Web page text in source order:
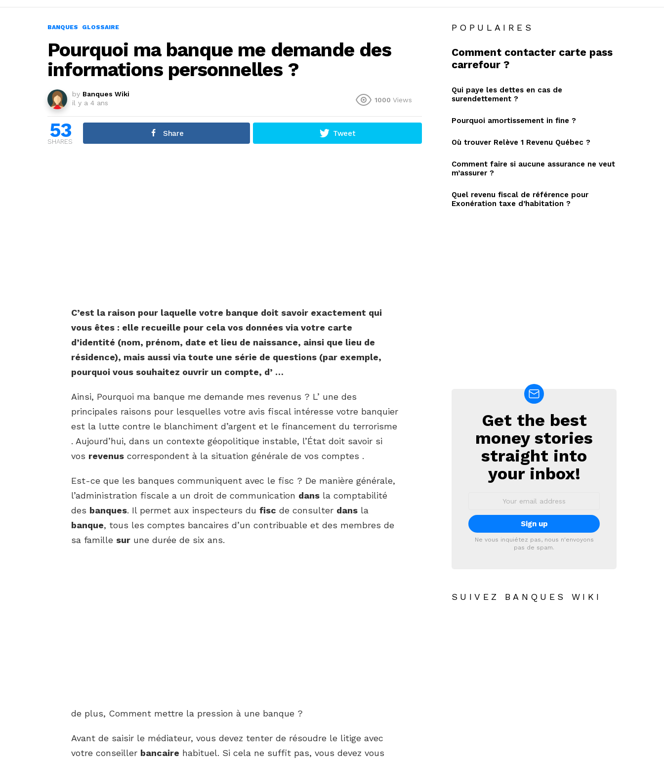
BANQUES GLOSSAIRE
Pourquoi ma banque me demande des
informations personnelles ?
by Banques Wiki
il y a 4 ans
1000 Views
53
SHARES
Share Tweet
C’est la raison pour laquelle votre banque doit savoir exactement qui
vous êtes : elle recueille pour cela vos données via votre carte
d’identité (nom, prénom, date et lieu de naissance, ainsi que lieu de
résidence), mais aussi via toute une série de questions (par exemple,
pourquoi vous souhaitez ouvrir un compte, d’ …
Ainsi, Pourquoi ma banque me demande mes revenus ? L’ une des
principales raisons pour lesquelles votre avis fiscal intéresse votre banquier
est la lutte contre le blanchiment d’argent et le financement du terrorisme
. Aujourd’hui, dans un contexte géopolitique instable, l’État doit savoir si
vos revenus correspondent à la situation générale de vos comptes .
Est-ce que les banques communiquent avec le fisc ? De manière générale,
l’administration fiscale a un droit de communication dans la comptabilité
des banques. Il permet aux inspecteurs du fisc de consulter dans la
banque, tous les comptes bancaires d’un contribuable et des membres de
sa famille sur une durée de six ans.
de plus, Comment mettre la pression à une banque ?
Avant de saisir le médiateur, vous devez tenter de résoudre le litige avec
votre conseiller bancaire habituel. Si cela ne suffit pas, vous devez vous
POPULAIRES
Comment contacter carte pass
carrefour ?
Qui paye les dettes en cas de
surendettement ?
Pourquoi amortissement in fine ?
Où trouver Relève 1 Revenu Québec ?
Comment faire si aucune assurance ne veut
m’assurer ?
Quel revenu fiscal de référence pour
Exonération taxe d’habitation ?
NEWSLETTER
Get the best
money stories
straight into
your inbox!
Ne vous inquiétez pas, nous n'envoyons
pas de spam.
SUIVEZ BANQUES WIKI